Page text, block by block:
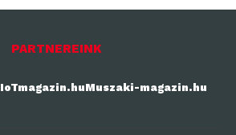
PARTNEREINK
IoTmagazin.huMuszaki-magazin.hu